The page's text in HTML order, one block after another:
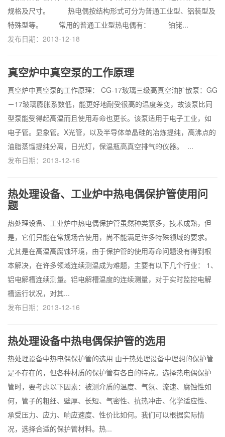
规格及尺寸。 热电偶按结构形式可分为普通工业型、铝装型及
特殊型等。 常用的普通工业型热电偶有： 铂铑...
发布日期：2013-12-18
真空炉中真空泵的工作原理
真空炉中真空泵的工作原理： CG-17玻璃三级高真空油扩散泵：GG
－17玻璃膨胀系数低，能更好地耐受很高的温度差变，故该泵比同
型泵能受得起高温而且使用寿命也更长。该泵适用于电子工业，如
电子管。显象管。X光管，以及半导体单晶硅的冶炼提纯，高沸点的
油脂蒸馏提纯分离，日光灯，保温瓶高真空排气的仪器。 ...
发布日期：2013-12-16
热处理设备、工业炉中热电偶保护管使用问
题
热处理设备、工业炉中热电偶保护管虽然种类繁多，技术成熟，但
是，它们只能在常规场合使用，尚不能满足许多特殊领域的要求。
尤其是在高温高腐蚀环境，由于保护管的使用寿命问题没有得到根
本解决，在许多领域连续测温成为难题，主要有以下几个行业： 1、
铝电解槽连续测量。铝电解槽温度的连续测量，对于实时监控电解
槽运行状况，对其...
发布日期：2013-12-16
热处理设备中热电偶保护管的选用
热处理设备中热电偶保护管的选用 由于热处理设备中理想的保护管
是不存在的，但各种材质的保护管有各自的特点。选择热电偶保护
管时，要考虑以下因素：被测介质的温度、气氛、流速、腐蚀性如
何，管子的粗细、壁厚、长短、气密性、抗热冲击、化学适应性、
承受压力、应力、响应速度、性价比如何。我们可以根据实际情
况，选择合适的保护管材料。热...